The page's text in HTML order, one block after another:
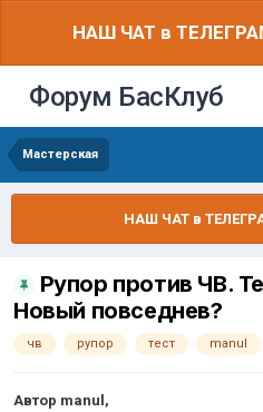
НАШ ЧАТ в
Форум БасКлуб
Мастерская
НАШ ЧАТ в
Рупор против ЧВ.
Новый повседнев?
чв рупор тест manul
Автор manul ,